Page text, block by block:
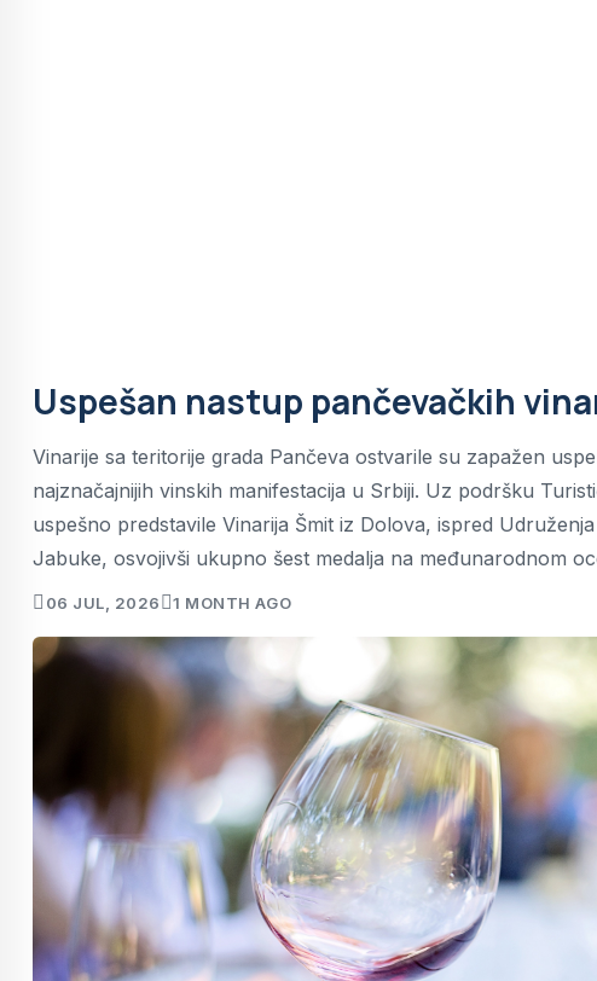
Uspešan nastup pančevačkih
Vinarije sa teritorije grada Pančeva ostvarile su zapažen
najznačajnijih vinskih manifestacija u Srbiji. Uz podršku
uspešno predstavile Vinarija Šmit iz Dolova, ispred
Jabuke, osvojivši ukupno šest medalja na međunarodnom
06 JUL, 2026 1 MONTH AGO